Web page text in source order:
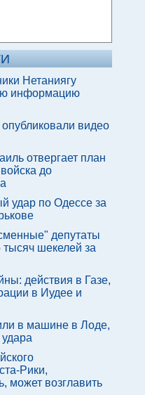
Нетаниягу
информацию
видео
отвергает план
до
удар по Одессе за
депутаты
тысяч шекелей за
действия в Газе,
в Иудее и
в машине в Лоде,
Рики,
может возглавить